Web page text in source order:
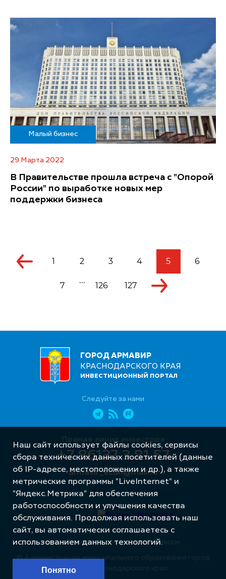
Малый бизнес
29 Марта 2022
В Правительстве прошла встреча с "Опорой
России" по выработке новых мер
поддержки бизнеса
1 2 3 4 5 6
7 ... 126 127
ГОРОД АРМАВИР
КРАСНОДАРСКОГО КРАЯ
ИНВЕСТИЦИОННЫЙ ПОРТАЛ
Следуйте за нами
Прямая линия инвестора
+7 86137 3 81 57
armavir_econ@mail.ru
© Администрация муниципального образования город
Армавир Краснодарского края
Разработка сайта – Интернет-Имидж
Наш сайт использует файлы cookies, сервисы
сбора технических данных посетителей (данные
об IP-адресе, местоположении и др.), а также
метрические программы "LiveInternet" и
"Яндекс.Метрика" для обеспечения
работоспособности и улучшения качества
обслуживания. Продолжая использовать наш
сайт, вы автоматически соглашаетесь с
использованием данных технологий.
Понятно